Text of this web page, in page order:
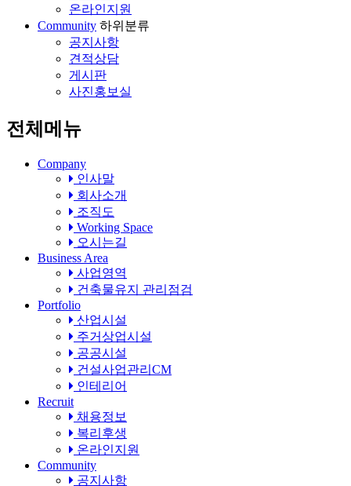
온라인지원
Community 하위분류
공지사항
견적상담
게시판
사진홍보실
전체메뉴
Company
인사말
회사소개
조직도
Working Space
오시는길
Business Area
사업영역
건축물유지 관리점검
Portfolio
산업시설
주거상업시설
공공시설
건설사업관리CM
인테리어
Recruit
채용정보
복리후생
온라인지원
Community
공지사항